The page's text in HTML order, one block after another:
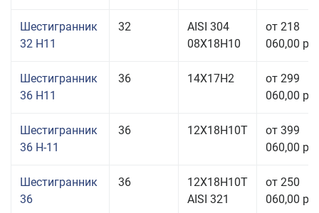
Шестигранник
32 H11
32
AISI 304
08Х18Н10
от 218
060,00
Шестигранник
36 H11
36 14Х17Н2
от 299
060,00
Шестигранник
36 Н-11
36 12Х18Н10Т
от 399
060,00
Шестигранник
36
36
12Х18Н10Т
AISI 321
от 250
060,00